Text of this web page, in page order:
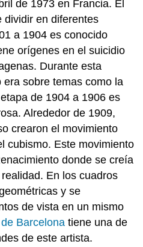
de 1973 en Francia. El
dividir en diferentes
a 1904 es conocido
orígenes en el suicidio
Durante esta
sobre temas como la
de 1904 a 1906 es
Alrededor de 1909,
crearon el movimiento
cubismo. Este movimiento
donde se creía
En los cuadros
y se
de vista en un mismo
Barcelona tiene una de
de este artista.